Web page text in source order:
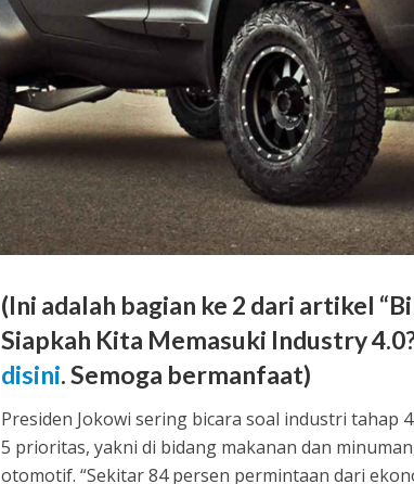
(Ini adalah bagian ke 2 dari artikel
Siapkah Kita Memasuki Industry
disini. Semoga bermanfaat)
Presiden Jokowi sering bicara soal industri tahap
5 prioritas, yakni di bidang makanan dan
otomotif. “Sekitar 84 persen permintaan dari